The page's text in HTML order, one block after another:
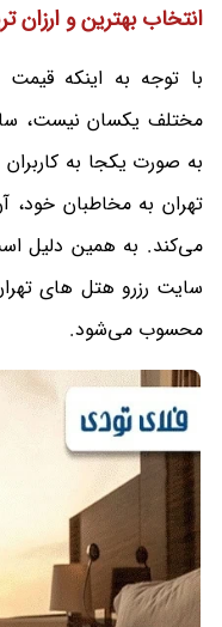
انتخاب بهترین و ارزان
با توجه به اینکه
مختلف یکسان نیست،
به صورت یکجا به
تهران به مخاطبان خود،
می‌کند. به همین دلیل
سایت رزرو هتل های
محسوب می‌شود.